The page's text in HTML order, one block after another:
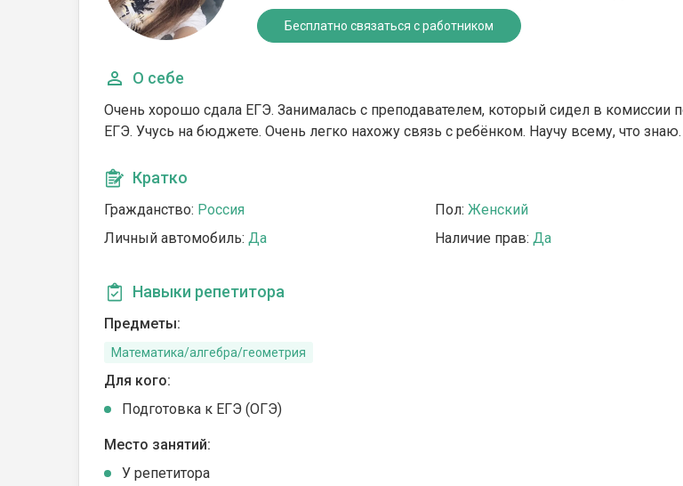
Бесплатно связаться с работником
О себе
Очень хорошо сдала ЕГЭ. Занималась с преподавателем, который сидел в комиссии
ЕГЭ. Учусь на бюджете. Очень легко нахожу связь с ребёнком. Научу всему, что знаю.
Кратко
Гражданство: Россия Пол: Женский
Личный автомобиль: Да Наличие прав: Да
Навыки репетитора
Предметы:
Математика/алгебра/геометрия
Для кого:
Подготовка к ЕГЭ (ОГЭ)
Место занятий:
У репетитора